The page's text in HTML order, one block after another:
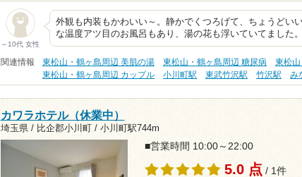
～10代 女性
外観も内装もかわいい～。静かでくつろげて、ちょうどい
な温度アツ目のお風呂もあり、湯の花も浮いていてました
関連情報 東松山・鶴ヶ島周辺 美肌の湯 東松山・鶴ヶ島周辺 糖尿病
東松
東松山・鶴ヶ島周辺 カップル
小川町駅 東武竹沢駅 竹沢駅 み
カワラホテル（休業中）
埼玉県 / 比企郡小川町 / 小川町駅744m
■営業時間 10:00～22:00
5.0 点 / 1件